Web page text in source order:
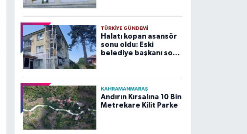
TÜRKIYE GÜNDEMI
Halatı kopan asansör
sonu oldu: Eski
belediye başkanı son
KAHRAMANMARAŞ
Andırın Kırsalına 10 Bin
Metrekare Kilit Parke